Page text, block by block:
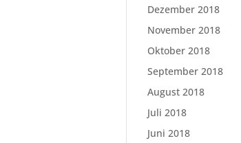
Dezember 2018
November 2018
Oktober 2018
September 2018
August 2018
Juli 2018
Juni 2018